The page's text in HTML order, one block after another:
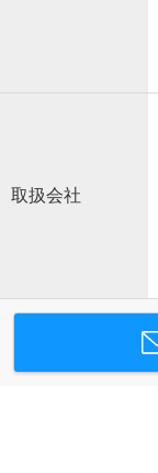
取扱会社